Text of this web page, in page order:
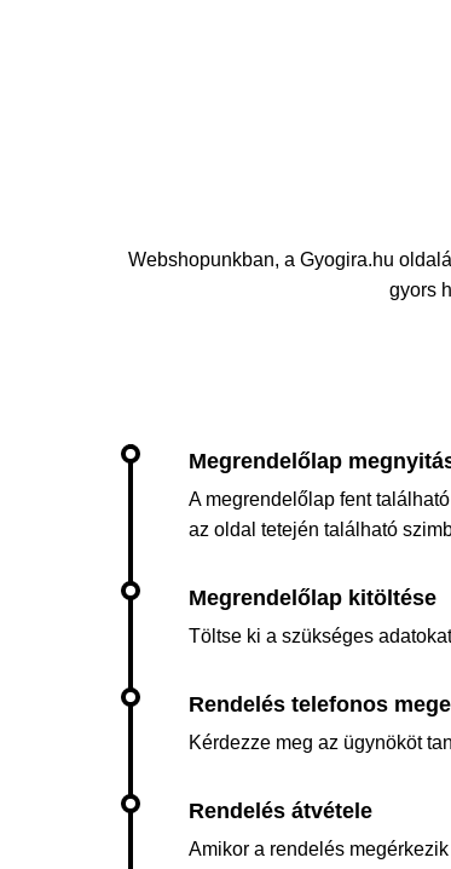
Webshopunkban, a Gyogira.hu
gyors
A megrendelőlap fent
az oldal tetején található
Töltse ki a szükséges
Kérdezze meg az ügynököt
Amikor a rendelés